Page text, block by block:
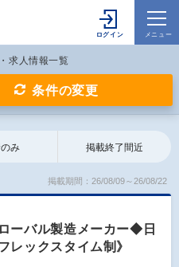
求人情報一覧
条件の変更
み 掲載終了間近
掲載期間：26/08/09～26/08/22
ーバル製造メーカー◆日
レックスタイム制》